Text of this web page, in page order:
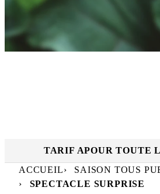
LIVRET DE SAISON
TARIF APOUR TOUTE
ACCUEIL
SAISON TOUS
SPECTACLE SURPRISE